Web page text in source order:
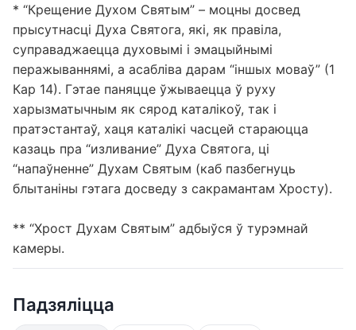
* “Крещение Духом Святым” – моцны досвед
прысутнасці Духа Святога, які, як правіла,
суправаджаецца духовымі і эмацыйнымі
перажываннямі, а асабліва дарам “іншых моваў” (1
Кар 14). Гэтае паняцце ўжываецца ў руху
харызматычным як сярод каталікоў, так і
пратэстантаў, хаця каталікі часцей стараюцца
казаць пра “изливание” Духа Святога, ці
“напаўненне” Духам Святым (каб пазбегнуць
блытаніны гэтага досведу з сакрамантам Хросту).
** “Хрост Духам Святым” адбыўся ў турэмнай
камеры.
Падзяліцца